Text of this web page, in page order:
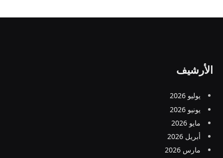
الأرشيف
يوليو 2026
يونيو 2026
مايو 2026
أبريل 2026
مارس 2026